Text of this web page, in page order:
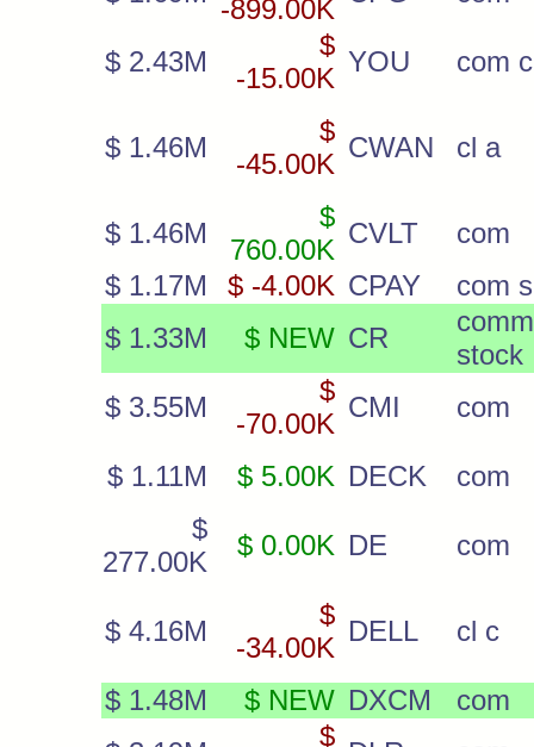
-899.00K
$ 2.43M
$
-15.00K
YOU com
$ 1.46M
$
-45.00K
CWAN cl a
$ 1.46M
$
760.00K
CVLT
com
$ 1.17M
$ -4.00K CPAY
com
$ 1.33M
$ NEW CR
stock
$ 3.55M
$
-70.00K
CMI com
$ 1.11M $ 5.00K DECK
com
$
277.00K
$ 0.00K DE com
$ 4.16M
$
-34.00K
DELL cl c
$ 1.48M $ NEW DXCM
com
$